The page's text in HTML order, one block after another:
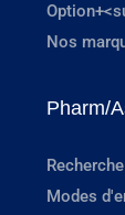
Nos
Pharm/
Recherche
Modes